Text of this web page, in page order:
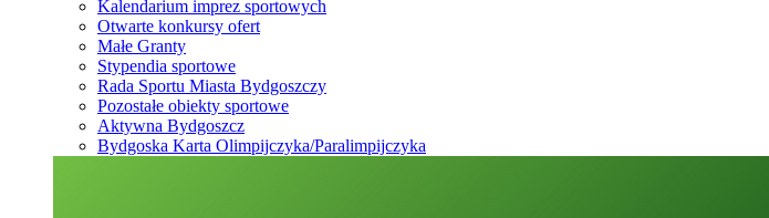
Kalendarium imprez sportowych
Otwarte konkursy ofert
Małe Granty
Stypendia sportowe
Rada Sportu Miasta Bydgoszczy
Pozostałe obiekty sportowe
Aktywna Bydgoszcz
Bydgoska Karta Olimpijczyka/Paralimpijczyka